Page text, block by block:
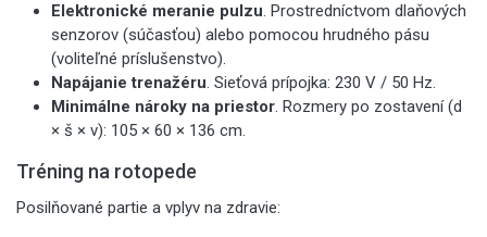
Elektronické meranie pulzu. Prostredníctvom dlaňových
senzorov (súčasťou) alebo pomocou hrudného pásu
(voliteľné príslušenstvo).
Napájanie trenažéru. Sieťová prípojka: 230 V / 50 Hz.
Minimálne nároky na priestor. Rozmery po zostavení (d
× š × v): 105 × 60 × 136 cm.
Tréning na rotopede
Posilňované partie a vplyv na zdravie: